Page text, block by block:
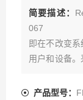
简要描述：
067
即在不改变
用户和设备
产品型号：